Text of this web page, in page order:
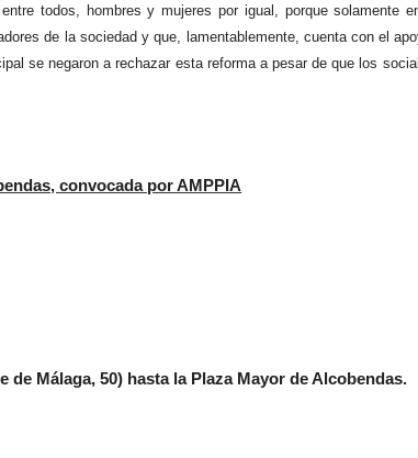
todos, hombres y mujeres por igual, porque solamente
de la sociedad y que, lamentablemente, cuenta con el
se negaron a rechazar esta reforma a pesar de que los
convocada por AMPPIA
de Málaga, 50) hasta la Plaza Mayor de Alcobendas.